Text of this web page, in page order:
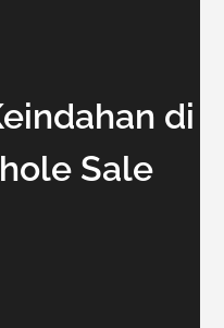
di
Sale